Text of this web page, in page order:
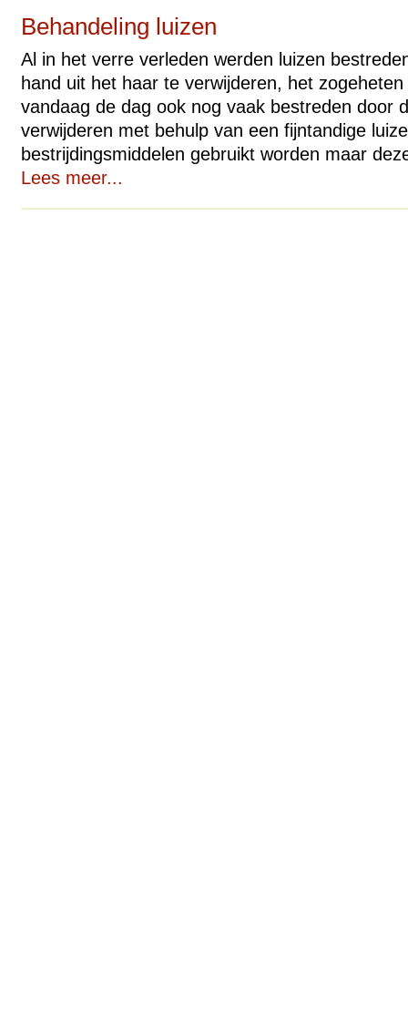
Behandeling luizen
Al in het verre verleden werden luizen
hand uit het haar te verwijderen, het
vandaag de dag ook nog vaak bestreden door
verwijderen met behulp van een fijntandige
bestrijdingsmiddelen gebruikt worden maar
Lees meer...